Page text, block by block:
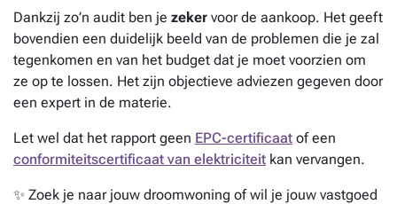
Dankzij zo’n audit ben je zeker voor de aankoop. Het geeft
bovendien een duidelijk beeld van de problemen die je zal
tegenkomen en van het budget dat je moet voorzien om
ze op te lossen. Het zijn objectieve adviezen gegeven door
een expert in de materie.
Let wel dat het rapport geen EPC-certificaat of een
conformiteitscertificaat van elektriciteit kan vervangen.
✨ Zoek je naar jouw droomwoning of wil je jouw vastgoed